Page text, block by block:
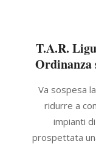
T.A.R.
Ordinanza
06-Va sospesa
ridurre a
impianti
prospettata